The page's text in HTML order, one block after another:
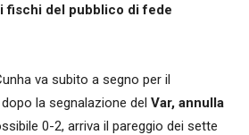
fischi del pubblico di fede
va subito a segno per il
la segnalazione del Var, annulla
0-2, arriva il pareggio dei sette